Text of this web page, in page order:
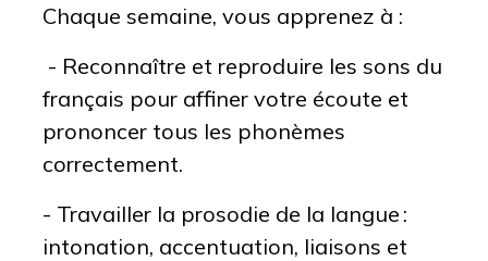
Chaque semaine, vous apprenez à :
- Reconnaître et reproduire les sons du
français pour affiner votre écoute et
prononcer tous les phonèmes
correctement.
- Travailler la prosodie de la langue :
intonation, accentuation, liaisons et